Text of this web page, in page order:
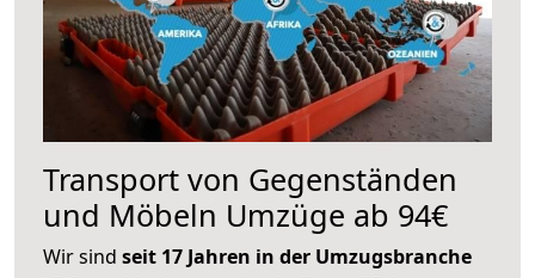
Transport von Gegenständen
und Möbeln Umzüge ab 94€
Wir sind seit 17 Jahren in der Umzugsbranche